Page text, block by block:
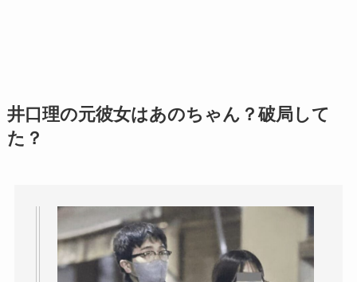
井口理の元彼女はあのちゃん？破局して
た？